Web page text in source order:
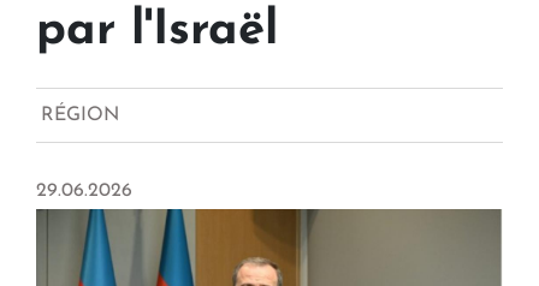
par l'Israël
RÉGION
29.06.2026